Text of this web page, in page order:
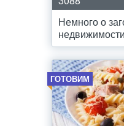
Немного о
недвижимости
ГОТОВИМ